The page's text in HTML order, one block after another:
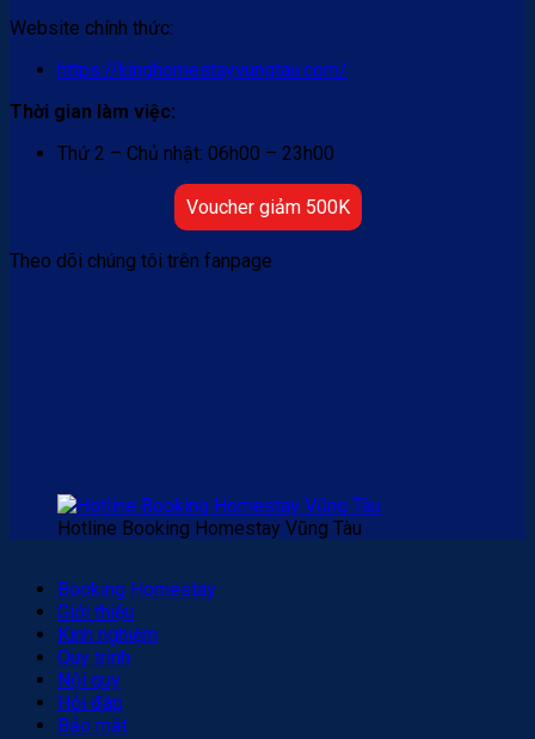
Website chính thức:
https://kinghomestayvungtau.com/
Thời gian làm việc:
Thứ 2 – Chủ nhật: 06h00 – 23h00
Voucher giảm 500K
Theo dõi chúng tôi trên fanpage
Hotline Booking Homestay Vũng Tàu
Booking Homestay
Giới thiệu
Kinh nghiệm
Quy trình
Nội quy
Hỏi đáp
Bảo mật